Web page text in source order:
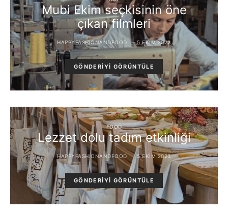
Mubi Ekim seçkisinin öne
çıkan filmleri
HAPPYFASHIONANDFOOD 5 EKIM 2023
GÖNDERIYI GÖRÜNTÜLE
FOOD
Lezzet dolu tadım etkinliği
HAPPYFASHIONANDFOOD 5 EKIM 2023
GÖNDERIYI GÖRÜNTÜLE